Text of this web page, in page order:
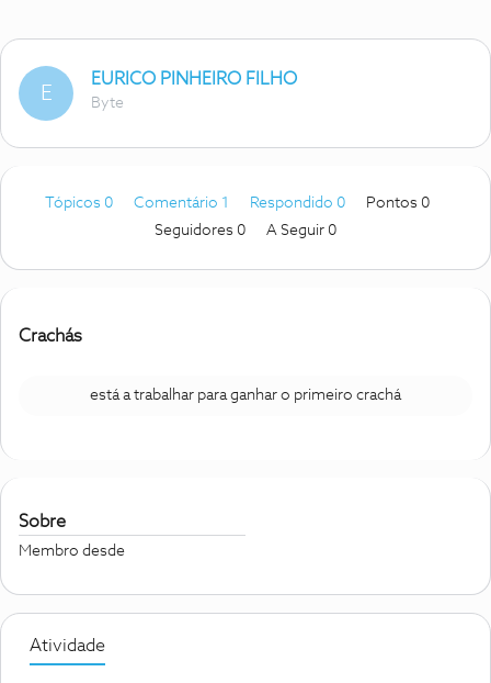
E
EURICO PINHEIRO FILHO
Byte
Tópicos 0 Comentário 1 Respondido 0
Pontos 0
Seguidores 0 A Seguir 0
Crachás
está a trabalhar para ganhar o primeiro crachá
Sobre
Membro desde
Atividade